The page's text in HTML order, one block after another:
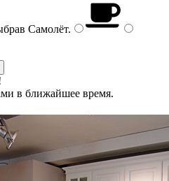
Самолёт.
в ближайшее время.